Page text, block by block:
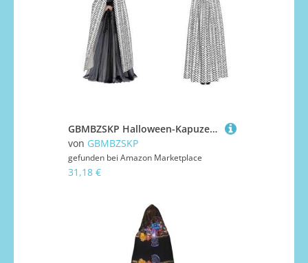
GBMBZSKP Halloween-Kapuzenumhang, Maskerade, Party, Cosplay, Ostern, Unisex, Vampir-Hexen-Umhang für Erwachsene, Schwarz und Weiß
von GBMBZSKP
gefunden bei Amazon Marketplace
31,18 €